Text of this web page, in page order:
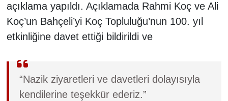
açıklama yapıldı. Açıklamada Rahmi Koç ve Ali
Koç’un Bahçeli’yi Koç Topluluğu’nun 100. yıl
etkinliğine davet ettiği bildirildi ve
“Nazik ziyaretleri ve davetleri dolayısıyla
kendilerine teşekkür ederiz.”